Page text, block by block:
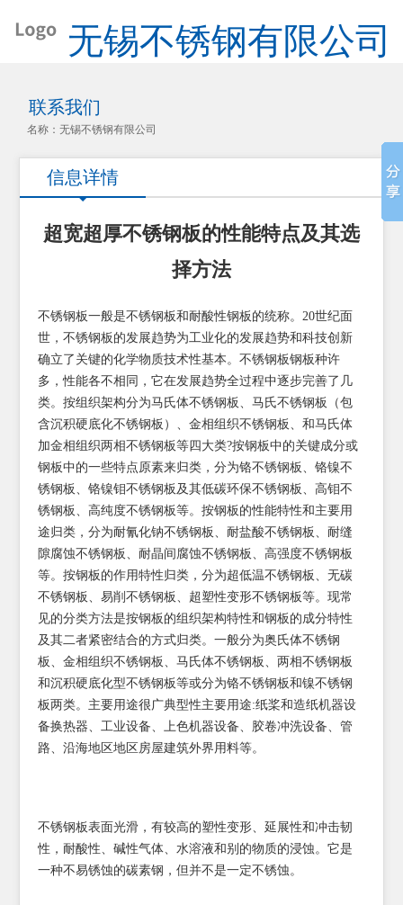
无锡不锈钢有限公司
联系我们
名称：无锡不锈钢有限公司
信息详情
超宽超厚不锈钢板的性能特点及其选
择方法
不锈钢板一般是不锈钢板和耐酸性钢板的统称。20世纪面
世，不锈钢板的发展趋势为工业化的发展趋势和科技创新
确立了关键的化学物质技术性基本。不锈钢板钢板种许
多，性能各不相同，它在发展趋势全过程中逐步完善了几
类。按组织架构分为马氏体不锈钢板、马氏不锈钢板（包
含沉积硬底化不锈钢板）、金相组织不锈钢板、和马氏体
加金相组织两相不锈钢板等四大类?按钢板中的关键成分或
钢板中的一些特点原素来归类，分为铬不锈钢板、铬镍不
锈钢板、铬镍钼不锈钢板及其低碳环保不锈钢板、高钼不
锈钢板、高纯度不锈钢板等。按钢板的性能特性和主要用
途归类，分为耐氰化钠不锈钢板、耐盐酸不锈钢板、耐缝
隙腐蚀不锈钢板、耐晶间腐蚀不锈钢板、高强度不锈钢板
等。按钢板的作用特性归类，分为超低温不锈钢板、无碳
不锈钢板、易削不锈钢板、超塑性变形不锈钢板等。现常
见的分类方法是按钢板的组织架构特性和钢板的成分特性
及其二者紧密结合的方式归类。一般分为奥氏体不锈钢
板、金相组织不锈钢板、马氏体不锈钢板、两相不锈钢板
和沉积硬底化型不锈钢板等或分为铬不锈钢板和镍不锈钢
板两类。主要用途很广典型性主要用途:纸桨和造纸机器设
备换热器、工业设备、上色机器设备、胶卷冲洗设备、管
路、沿海地区地区房屋建筑外界用料等。
不锈钢板表面光滑，有较高的塑性变形、延展性和冲击韧
性，耐酸性、碱性气体、水溶液和别的物质的浸蚀。它是
一种不易锈蚀的碳素钢，但并不是一定不锈蚀。